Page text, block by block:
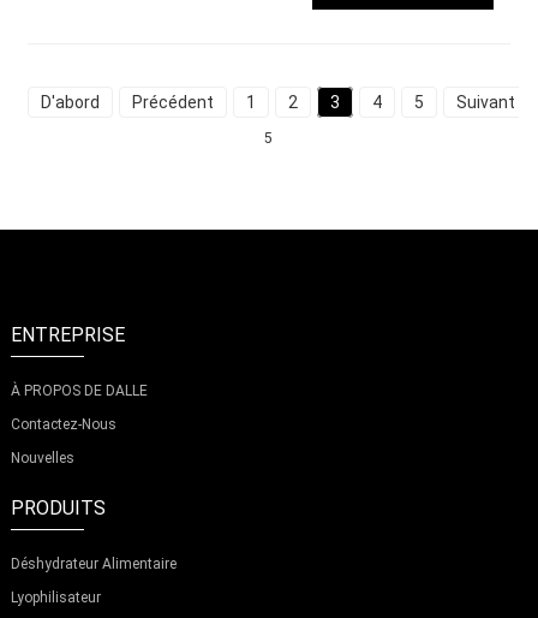
D'abord Précédent 1 2 3 4 5 Suivant
5
ENTREPRISE
À PROPOS DE DALLE
Contactez-Nous
Nouvelles
PRODUITS
Déshydrateur Alimentaire
Lyophilisateur